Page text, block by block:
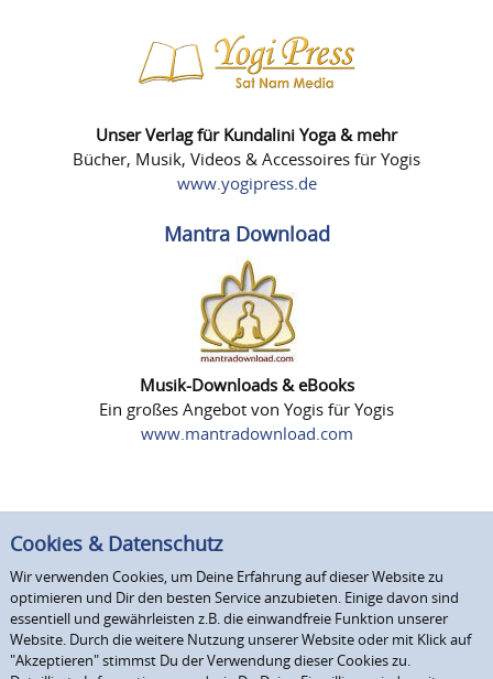
Unser Verlag für Kundalini Yoga & mehr
Bücher, Musik, Videos & Accessoires für Yogis
www.yogipress.de
Mantra Download
Musik-Downloads & eBooks
Ein großes Angebot von Yogis für Yogis
www.mantradownload.com
Cookies & Datenschutz
Wir verwenden Cookies, um Deine Erfahrung auf dieser Website zu
optimieren und Dir den besten Service anzubieten. Einige davon sind
essentiell und gewährleisten z.B. die einwandfreie Funktion unserer
Website. Durch die weitere Nutzung unserer Website oder mit Klick auf
"Akzeptieren" stimmst Du der Verwendung dieser Cookies zu.